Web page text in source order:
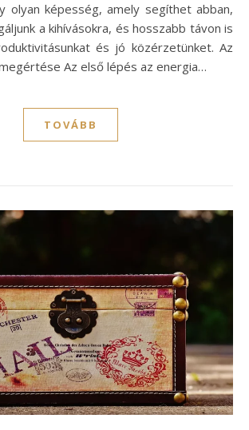
olyan képesség, amely segíthet abban,
a kihívásokra, és hosszabb távon is
és jó közérzetünket. Az
Az első lépés az energia…
TOVÁBB